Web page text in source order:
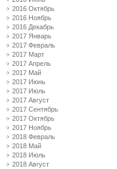
2016 Октябрь
2016 Ноябрь
2016 Декабрь
2017 Январь
2017 Февраль
2017 Март
2017 Апрель
2017 Май
2017 Июнь
2017 Июль
2017 Август
2017 Сентябрь
2017 Октябрь
2017 Ноябрь
2018 Февраль
2018 Май
2018 Июль
2018 Август